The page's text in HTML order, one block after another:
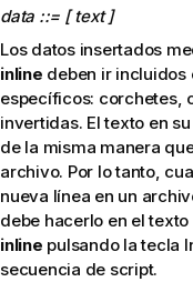
a
t
i
v
a
data ::= [ text ]
Los datos insertados
inline deben ir incluidos
específicos: corchetes,
invertidas. El texto en
de la misma manera
archivo. Por lo tanto,
nueva línea en un
debe hacerlo en el texto
inline pulsando la tecla
secuencia de script.